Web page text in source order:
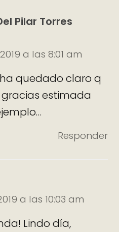
Pilar Torres
a las 8:01 am
quedado claro q
estimada
Responder
a las 10:03 am
Lindo día,